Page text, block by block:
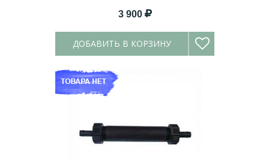
3 900
ДОБАВИТЬ В КОРЗИНУ